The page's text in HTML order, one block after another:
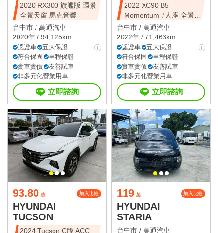
2020 RX300 旗艦版 環景
全景天窗 馬克音響
台中市 / 萬通汽車
2020年 / 94,125km
認證車
五大保證
符合保固
里程保證
實車實價
友善試車
非多元化營業用車
立即諮詢
2022 XC90 B5
Momentum 7人座 全景天
窗
台中市 / 萬通汽車
2022年 / 71,463km
認證車
五大保證
符合保固
里程保證
實車實價
友善試車
非多元化營業用車
立即諮詢
93.80 萬 加入比較
HYUNDAI
TUCSON
2024 Tucson C版 ACC
119 萬 加入比較
HYUNDAI
STARIA
台中市 / 萬通汽車